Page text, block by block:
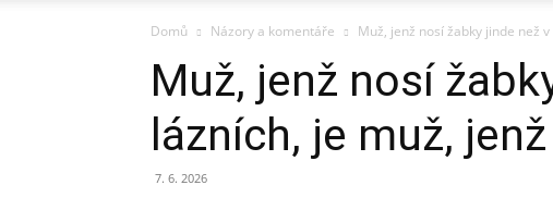
Domů Názory a komentáře Muž, jenž nosí žabky jinde než
Muž, jenž nosí
lázních, je muž,
7. 6. 2026